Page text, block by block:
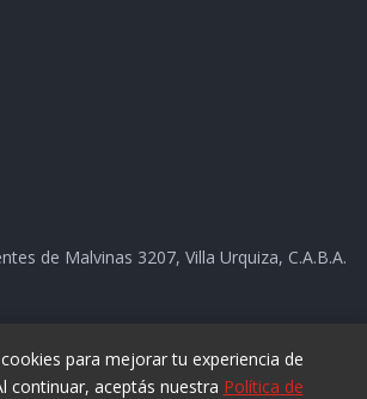
de Malvinas 3207, Villa Urquiza, C.A.B.A.
para mejorar tu experiencia de
continuar, aceptás nuestra Política de